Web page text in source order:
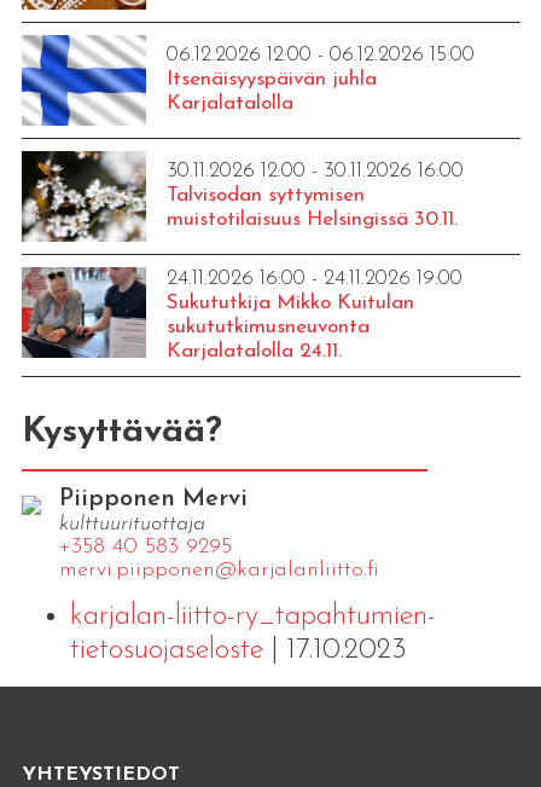
06.12.2026 12:00 - 06.12.2026 15:00
Itsenäisyyspäivän juhla
Karjalatalolla
30.11.2026 12:00 - 30.11.2026 16:00
Talvisodan syttymisen
muistotilaisuus Helsingissä 30.11.
24.11.2026 16:00 - 24.11.2026 19:00
Sukututkija Mikko Kuitulan
sukututkimusneuvonta
Karjalatalolla 24.11.
Kysyttävää?
Piipponen Mervi
kulttuurituottaja
+358 40 583 9295
mervi.​piipponen@​kar​jala​nlii​tto.​fi
karjalan-liitto-ry_tapahtumien-
tietosuojaseloste| 17.10.2023
YHTEYSTIEDOT